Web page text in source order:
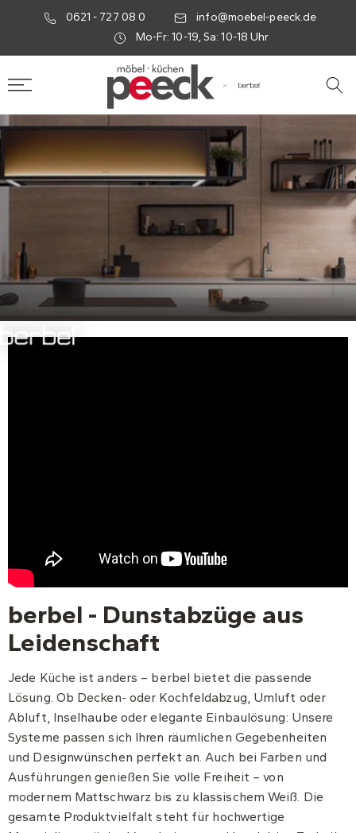
0621 - 727 08 0
info@moebel-peeck.de
Mo-Fr: 10-19, Sa: 10-18 Uhr
×
berbel - Dunstabzüge aus
Leidenschaft
Jede Küche ist anders – berbel bietet die passende
Lösung. Ob Decken- oder Kochfeldabzug, Umluft oder
Abluft, Inselhaube oder elegante Einbaulösung: Unsere
Systeme passen sich Ihren räumlichen Gegebenheiten
und Designwünschen perfekt an. Auch bei Farben und
Ausführungen genießen Sie volle Freiheit – von
modernem Mattschwarz bis zu klassischem Weiß. Die
gesamte Produktvielfalt steht für hochwertige